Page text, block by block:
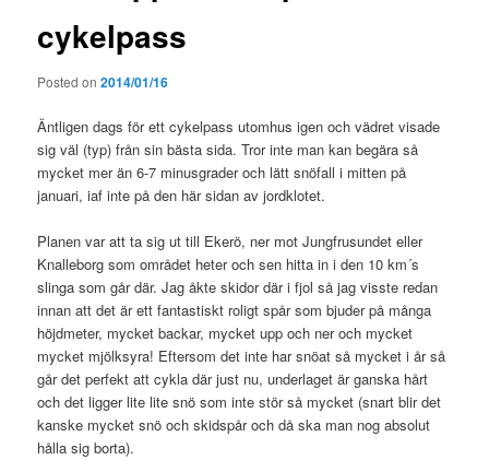
cykelpass
Posted on2014/01/16
Äntligen dags för ett cykelpass utomhus igen och vädret visade
sig väl (typ) från sin bästa sida. Tror inte man kan begära så
mycket mer än 6-7 minusgrader och lätt snöfall i mitten på
januari, iaf inte på den här sidan av jordklotet.
Planen var att ta sig ut till Ekerö, ner mot Jungfrusundet eller
Knalleborg som området heter och sen hitta in i den 10 km´s
slinga som går där. Jag åkte skidor där i fjol så jag visste redan
innan att det är ett fantastiskt roligt spår som bjuder på många
höjdmeter, mycket backar, mycket upp och ner och mycket
mycket mjölksyra! Eftersom det inte har snöat så mycket i år så
går det perfekt att cykla där just nu, underlaget är ganska hårt
och det ligger lite lite snö som inte stör så mycket (snart blir det
kanske mycket snö och skidspår och då ska man nog absolut
hålla sig borta).